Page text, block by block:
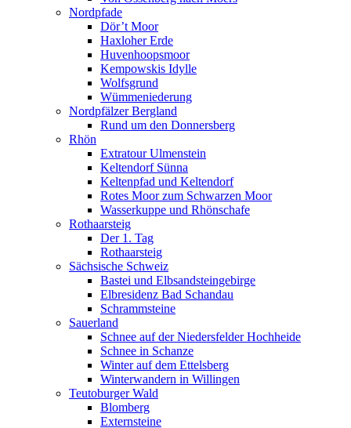
Nordpfade
Dör’t Moor
Haxloher Erde
Huvenhoopsmoor
Kempowskis Idylle
Wolfsgrund
Wümmeniederung
Nordpfälzer Bergland
Rund um den Donnersberg
Rhön
Extratour Ulmenstein
Keltendorf Sünna
Keltenpfad und Keltendorf
Rotes Moor zum Schwarzen Moor
Wasserkuppe und Rhönschafe
Rothaarsteig
Der 1. Tag
Rothaarsteig
Sächsische Schweiz
Bastei und Elbsandsteingebirge
Elbresidenz Bad Schandau
Schrammsteine
Sauerland
Schnee auf der Niedersfelder Hochheide
Schnee in Schanze
Winter auf dem Ettelsberg
Winterwandern in Willingen
Teutoburger Wald
Blomberg
Externsteine